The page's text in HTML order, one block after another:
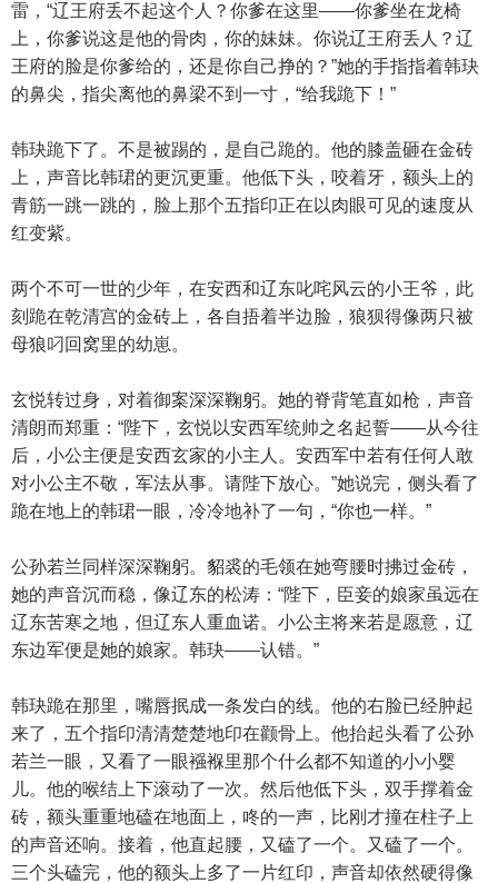
雷，“辽王府丢不起这个人？你爹在这里——你爹坐在龙椅
上，你爹说这是他的骨肉，你的妹妹。你说辽王府丢人？辽
王府的脸是你爹给的，还是你自己挣的？”她的手指指着韩玦
的鼻尖，指尖离他的鼻梁不到一寸，“给我跪下！”
韩玦跪下了。不是被踢的，是自己跪的。他的膝盖砸在金砖
上，声音比韩珺的更沉更重。他低下头，咬着牙，额头上的
青筋一跳一跳的，脸上那个五指印正在以肉眼可见的速度从
红变紫。
两个不可一世的少年，在安西和辽东叱咤风云的小王爷，此
刻跪在乾清宫的金砖上，各自捂着半边脸，狼狈得像两只被
母狼叼回窝里的幼崽。
玄悦转过身，对着御案深深鞠躬。她的脊背笔直如枪，声音
清朗而郑重：“陛下，玄悦以安西军统帅之名起誓——从今往
后，小公主便是安西玄家的小主人。安西军中若有任何人敢
对小公主不敬，军法从事。请陛下放心。”她说完，侧头看了
跪在地上的韩珺一眼，冷冷地补了一句，“你也一样。”
公孙若兰同样深深鞠躬。貂裘的毛领在她弯腰时拂过金砖，
她的声音沉而稳，像辽东的松涛：“陛下，臣妾的娘家虽远在
辽东苦寒之地，但辽东人重血诺。小公主将来若是愿意，辽
东边军便是她的娘家。韩玦——认错。”
韩玦跪在那里，嘴唇抿成一条发白的线。他的右脸已经肿起
来了，五个指印清清楚楚地印在颧骨上。他抬起头看了公孙
若兰一眼，又看了一眼襁褓里那个什么都不知道的小小婴
儿。他的喉结上下滚动了一次。然后他低下头，双手撑着金
砖，额头重重地磕在地面上，咚的一声，比刚才撞在柱子上
的声音还响。接着，他直起腰，又磕了一个。又磕了一个。
三个头磕完，他的额头上多了一片红印，声音却依然硬得像